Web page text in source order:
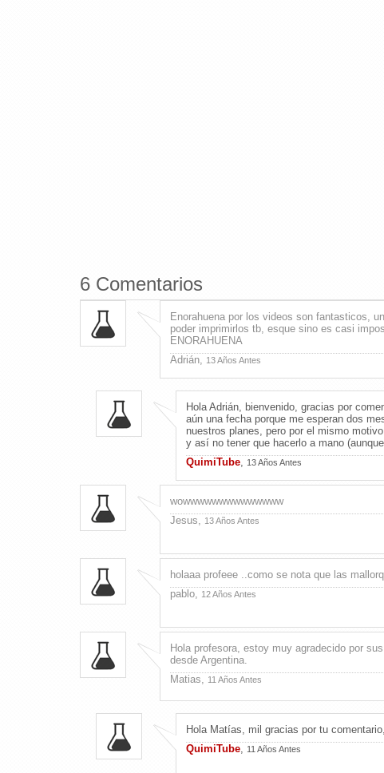
6 Comentarios
Enorahuena por los videos son fantasticos,
poder imprimirlos tb, esque sino es casi
ENORAHUENA
Adrián,
13 Años Antes
Hola Adrián, bienvenido, gracias por
aún una fecha porque me esperan dos
nuestros planes, pero por el mismo
y así no tener que hacerlo a mano
QuimiTube, 13 Años Antes
wowwwwwwwwwwwwww
Jesus,
13 Años Antes
holaaa profeee ..como se nota que las
pablo,
12 Años Antes
Hola profesora, estoy muy agradecido por
desde Argentina.
Matias,
11 Años Antes
Hola Matías, mil gracias por tu
QuimiTube, 11 Años Antes